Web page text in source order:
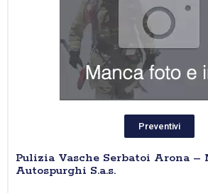
Preventivi
Pulizia Vasche Serbatoi Arona
Autospurghi S.a.s.